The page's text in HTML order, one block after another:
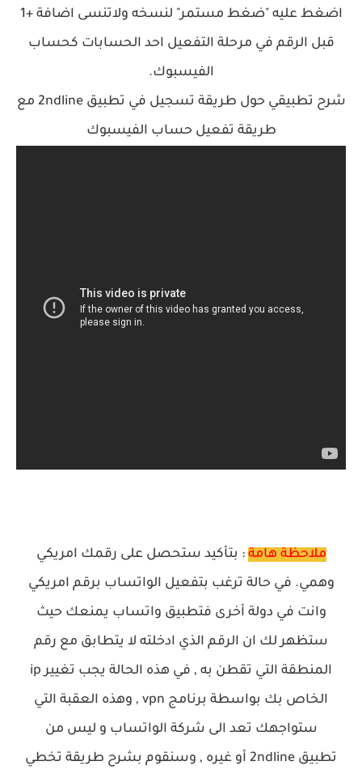
اضغط عليه "ضغط مستمر" لنسخه ولاتنسى اضافة +1
قبل الرقم في مرحلة التفعيل احد الحسابات كحساب
الفيسبوك.
شرح تطبيقي حول طريقة تسجيل في تطبيق 2ndline مع
طريقة تفعيل حساب الفيسبوك
ملاحظة هامة : بتأكيد ستحصل على رقمك امريكي
وهمي. في حالة ترغب بتفعيل الواتساب برقم امريكي
وانت في دولة أخرى فتطبيق واتساب يمنعك حيث
ستظهر لك ان الرقم الذي ادخلته لا يتطابق مع رقم
المنطقة التي تقطن به , في هذه الحالة يجب تغيير ip
الخاص بك بواسطة برنامج vpn , وهذه العقبة التي
ستواجهك تعد الى شركة الواتساب و ليس من
تطبيق 2ndline أو غيره
, وسنقوم بشرح طريقة تخطي